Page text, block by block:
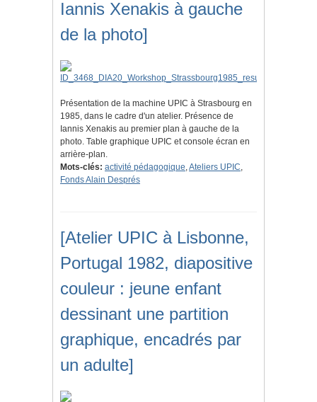
Iannis Xenakis à gauche
de la photo]
Présentation de la machine UPIC à Strasbourg en
1985, dans le cadre d'un atelier. Présence de
Iannis Xenakis au premier plan à gauche de la
photo. Table graphique UPIC et console écran en
arrière-plan.
Mots-clés: activité pédagogique,Ateliers UPIC,
Fonds Alain Després
[Atelier UPIC à Lisbonne,
Portugal 1982, diapositive
couleur : jeune enfant
dessinant une partition
graphique, encadrés par
un adulte]